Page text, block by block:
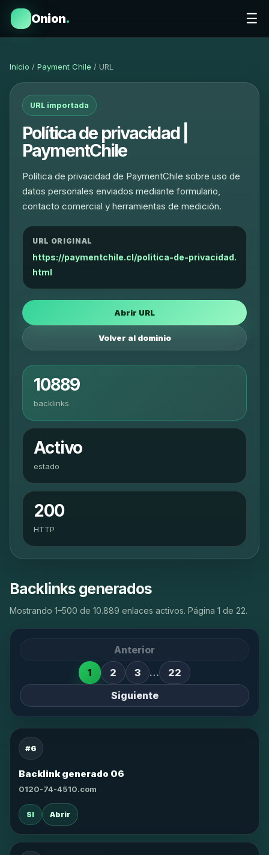
Onion. ☰
Inicio / Payment Chile / URL
URL importada
Política de privacidad |
PaymentChile
Política de privacidad de PaymentChile sobre uso de
datos personales enviados mediante formulario,
contacto comercial y herramientas de medición.
URL ORIGINAL
https://paymentchile.cl/politica-de-privacidad.
html
Abrir URL
Volver al dominio
10889
backlinks
Activo
estado
200
HTTP
Backlinks generados
Mostrando 1–500 de 10.889 enlaces activos. Página 1 de 22.
Anterior
1
2 3 …
22
Siguiente
#6
Backlink generado 06
0120-74-4510.com
SI Abrir